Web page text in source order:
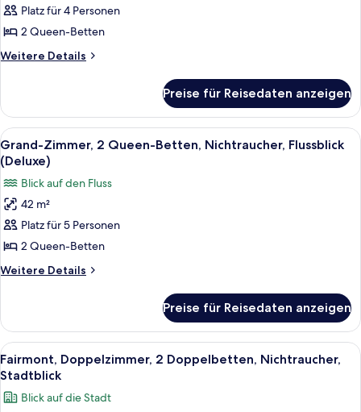
Zimmer,
2 Queen-
Betten,
Nichtraucher,
anzeigen
Platz für 4 Personen
2 Queen-Betten
Weitere Details
Weitere
Zimmer,
2 Queen-
Betten,
Nichtraucher,
Stadtblick
Preise für Reisedaten anzeigen
Alle
Fotos
für
Grand-
Zimmer,
2 Queen-
Betten,
Nichtraucher,
anzeigen
Ein Hotelzimmer mit einem großen
5
Grand-Zimmer, 2 Queen-Betten, Nichtraucher, Flussblick
(Deluxe)
Blick auf den Fluss
42 m²
Platz für 5 Personen
2 Queen-Betten
Weitere Details
Weitere
Zimmer,
2 Queen-
Betten,
Nichtraucher,
(Deluxe)
Preise für Reisedaten anzeigen
Alle
Fotos
für
Fairmont,
Ein Hotelzimmer mit zwei Betten,
5
Fairmont, Doppelzimmer, 2 Doppelbetten, Nichtraucher,
Stadtblick
Blick auf die Stadt